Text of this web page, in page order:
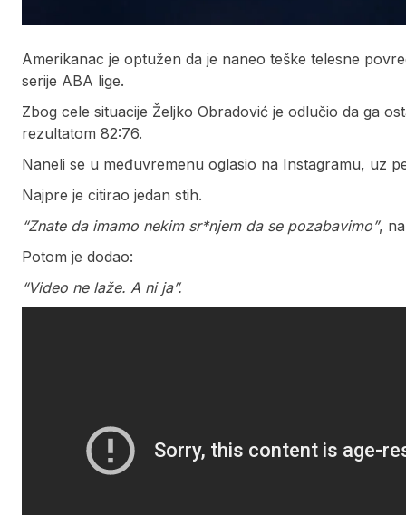
Amerikanac je optužen da je naneo teške telesne
serije ABA lige.
Zbog cele situacije Željko Obradović je odlučio da ga
rezultatom 82:76.
Naneli se u međuvremenu oglasio na Instagramu, uz
Najpre je citirao jedan stih.
“Znate da imamo nekim sr*njem da se pozabavimo”,
Potom je dodao:
“Video ne laže. A ni ja”.